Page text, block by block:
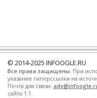
© 2014-2025 INFOOGLE.RU
Все права защищены. При
указание гиперссылки на
Почта для связи:
сайта 1.1.